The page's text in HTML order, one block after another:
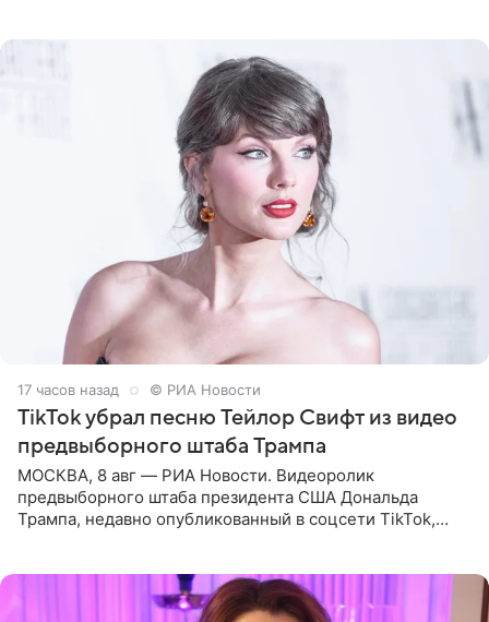
17 часов назад © РИА Новости
TikTok убрал песню Тейлор Свифт из видео
предвыборного штаба Трампа
МОСКВА, 8 авг — РИА Новости. Видеоролик
предвыборного штаба президента США Дональда
Трампа, недавно опубликованный в соцсети TikTok,